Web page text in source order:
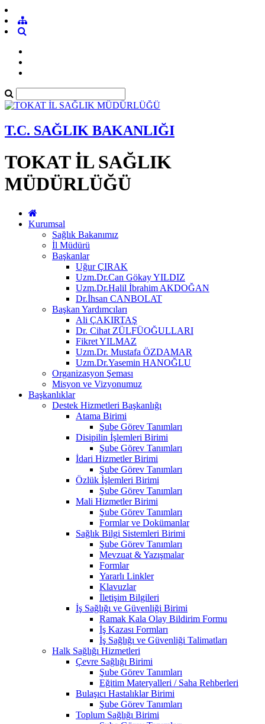
T.C. SAĞLIK BAKANLIĞI
TOKAT İL SAĞLIK
MÜDÜRLÜĞÜ
Kurumsal
Sağlık Bakanımız
İl Müdürü
Başkanlar
Uğur ÇIRAK
Uzm.Dr.Can Gökay YILDIZ
Uzm.Dr.Halil İbrahim AKDOĞAN
Dr.İhsan CANBOLAT
Başkan Yardımcıları
Ali ÇAKIRTAŞ
Dr. Cihat ZÜLFÜOĞULLARI
Fikret YILMAZ
Uzm.Dr. Mustafa ÖZDAMAR
Uzm.Dr.Yasemin HANOĞLU
Organizasyon Şeması
Misyon ve Vizyonumuz
Başkanlıklar
Destek Hizmetleri Başkanlığı
Atama Birimi
Şube Görev Tanımları
Disipilin İşlemleri Birimi
Şube Görev Tanımları
İdari Hizmetler Birimi
Şube Görev Tanımları
Özlük İşlemleri Birimi
Şube Görev Tanımları
Mali Hizmetler Birimi
Şube Görev Tanımları
Formlar ve Dokümanlar
Sağlık Bilgi Sistemleri Birimi
Şube Görev Tanımları
Mevzuat & Yazışmalar
Formlar
Yararlı Linkler
Klavuzlar
İletişim Bilgileri
İş Sağlığı ve Güvenliği Birimi
Ramak Kala Olay Bildirim Formu
İş Kazası Formları
İş Sağlığı ve Güvenliği Talimatları
Halk Sağlığı Hizmetleri
Çevre Sağlığı Birimi
Şube Görev Tanımları
Eğitim Materyalleri / Saha Rehberleri
Bulaşıcı Hastalıklar Birimi
Şube Görev Tanımları
Toplum Sağlığı Birimi